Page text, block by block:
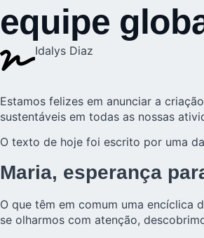
equipe
Idalys Diaz
Estamos felizes em anunciar a
sustentáveis em todas as nossas
O texto de hoje foi escrito por uma
Maria, esperança
O que têm em comum uma encíclica
se olharmos com atenção,